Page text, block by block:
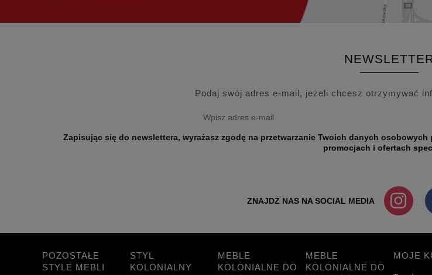
Podaj swój adres e-mail, jeżeli chcesz otrzymywać
Zapisując się do newslettera, wyrażasz zgodę na przetwarzanie Twoich danych osobowych przez Meble Indian Sp. z o.o. w celu przesyłania informacji o
promocjach i ofertach
ZNAJDŻ NAS NA SOCIAL MEDIA
POZOSTAŁE
STYLE MEBLI
STYL
KOLONIALNY
MEBLE
KOLONIALNE DO
MEBLE
KOLONIALNE DO
MOJE